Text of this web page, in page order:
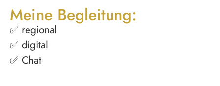
Meine Begleitung:
✅ regional
✅ digital
✅ Chat